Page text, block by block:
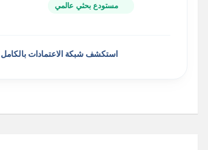
مستودع بحثي عالمي
استكشف شبكة الاعتمادات بالكامل